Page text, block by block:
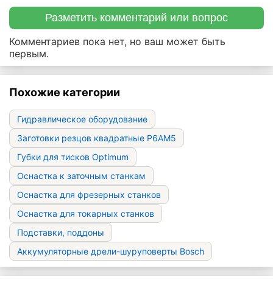
Разметить комментарий или вопрос
Комментариев пока нет, но ваш может быть
первым.
Похожие категории
Гидравлическое оборудование
Заготовки резцов квадратные Р6АМ5
Губки для тисков Optimum
Оснастка к заточным станкам
Оснастка для фрезерных станков
Оснастка для токарных станков
Подставки, поддоны
Аккумуляторные дрели-шуруповерты Bosch